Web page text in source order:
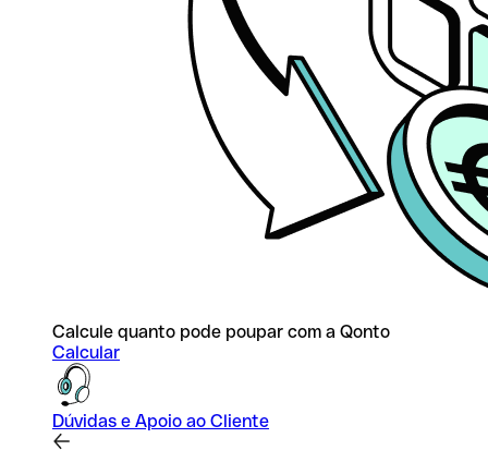
Calcule quanto pode poupar com a Qonto
Calcular
Dúvidas e Apoio ao Cliente